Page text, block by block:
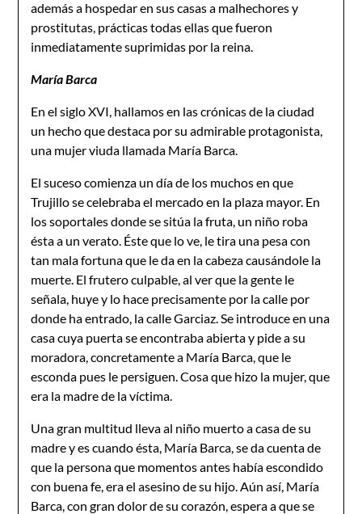
además a hospedar en sus casas a malhechores y
prostitutas, prácticas todas ellas que fueron
inmediatamente suprimidas por la reina.
María Barca
En el siglo XVI, hallamos en las crónicas de la ciudad
un hecho que destaca por su admirable protagonista,
una mujer viuda llamada María Barca.
El suceso comienza un día de los muchos en que
Trujillo se celebraba el mercado en la plaza mayor. En
los soportales donde se sitúa la fruta, un niño roba
ésta a un verato. Éste que lo ve, le tira una pesa con
tan mala fortuna que le da en la cabeza causándole la
muerte. El frutero culpable, al ver que la gente le
señala, huye y lo hace precisamente por la calle por
donde ha entrado, la calle Garciaz. Se introduce en una
casa cuya puerta se encontraba abierta y pide a su
moradora, concretamente a María Barca, que le
esconda pues le persiguen. Cosa que hizo la mujer, que
era la madre de la víctima.
Una gran multitud lleva al niño muerto a casa de su
madre y es cuando ésta, María Barca, se da cuenta de
que la persona que momentos antes había escondido
con buena fe, era el asesino de su hijo. Aún así, María
Barca, con gran dolor de su corazón, espera a que se